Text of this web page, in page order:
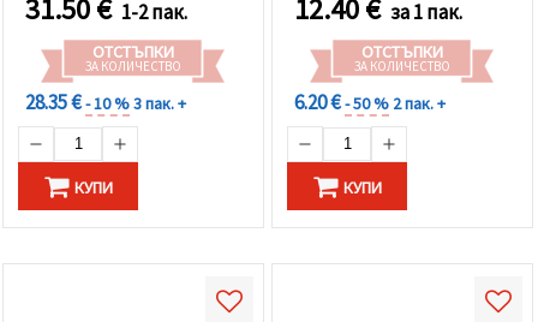
дадения
"бисквитки"
и кликнеш
бутона
"Запази"
Приеми
всички
31.50€ 1-2 пак.
ОТСТЪПКИ
ЗА КОЛИЧЕСТВО
28.35 €- 10 %3 пак. +
КУПИ
12.40€ за 1 пак.
ОТСТЪПКИ
ЗА КОЛИЧЕСТВО
6.20 €- 50 % 2 пак. +
КУПИ